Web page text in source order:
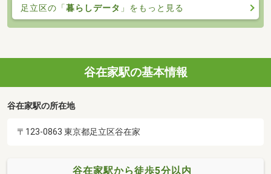
足立区の「暮らしデータ 」をもっと見る
谷在家駅の基本情報
谷在家駅の所在地
〒123-0863 東京都足立区谷在家
谷在家駅から徒歩5分以内